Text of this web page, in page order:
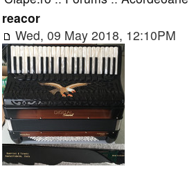
reacor
Wed, 09 May 2018, 12:10PM